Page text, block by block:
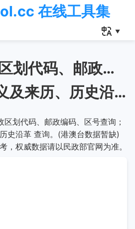
在线工具集
波密县 行政区划代码、邮政编码、区号查询
来历、历史沿革
划代码、邮政编码、区号查询；
史沿革 查询。(港澳台数据暂缺)
，权威数据请以民政部官网为准。